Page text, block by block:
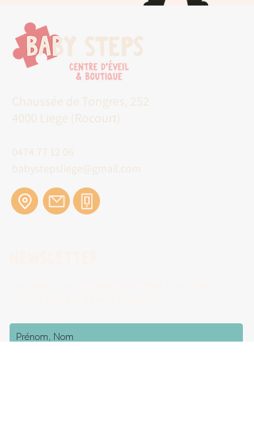
Chaussée de Tongres, 252
4000 Liege (Rocourt)
0474 77 12 06
babystepsliege@gmail.com